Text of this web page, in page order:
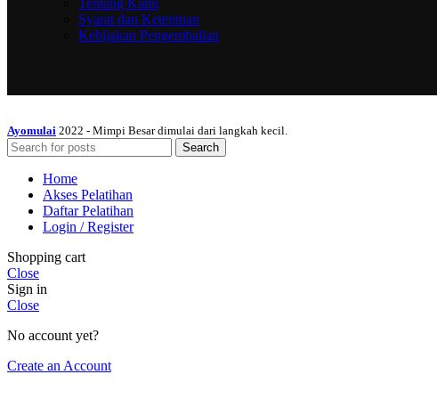
Syarat dan Ketentuan
Kebijakan Pengembalian
Ayomulai 2022 - Mimpi Besar dimulai dari langkah kecil.
Search
Home
Akses Pelatihan
Daftar Pelatihan
Login / Register
Shopping cart
Close
Sign in
Close
No account yet?
Create an Account